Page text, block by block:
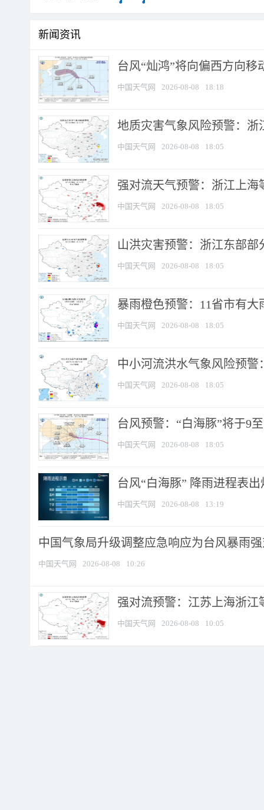
新闻资讯
台风“灿鸿”将向偏西方向移
中国天气网 2026-08-08 18:18
地质灾害气象风险预警：
中国天气网 2026-08-08 18:05
强对流天气预警：浙江上海
中国天气网 2026-08-08 18:05
山洪灾害预警：浙江东部
中国天气网 2026-08-08 18:05
暴雨橙色预警：11省市有
中国天气网 2026-08-08 18:05
中小河流洪水气象风险预
中国天气网 2026-08-08 18:05
台风预警：“白海豚”将于9
中国天气网 2026-08-08 18:05
台风“白海豚” 降雨进程表
中国天气网 2026-08-08 13:19
中国气象局升级调整应急响应为台风暴雨
中国天气网 2026-08-08 10:26
强对流预警：江苏上海浙江
中国天气网 2026-08-08 10:05